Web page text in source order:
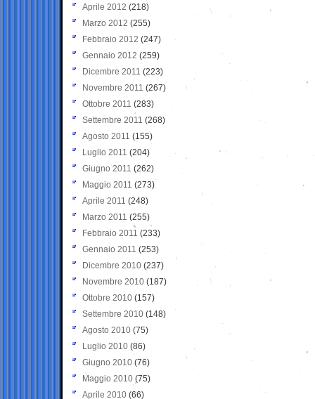
Aprile 2012 (218)
Marzo 2012 (255)
Febbraio 2012 (247)
Gennaio 2012 (259)
Dicembre 2011 (223)
Novembre 2011 (267)
Ottobre 2011 (283)
Settembre 2011 (268)
Agosto 2011 (155)
Luglio 2011 (204)
Giugno 2011 (262)
Maggio 2011 (273)
Aprile 2011 (248)
Marzo 2011 (255)
Febbraio 2011 (233)
Gennaio 2011 (253)
Dicembre 2010 (237)
Novembre 2010 (187)
Ottobre 2010 (157)
Settembre 2010 (148)
Agosto 2010 (75)
Luglio 2010 (86)
Giugno 2010 (76)
Maggio 2010 (75)
Aprile 2010 (66)